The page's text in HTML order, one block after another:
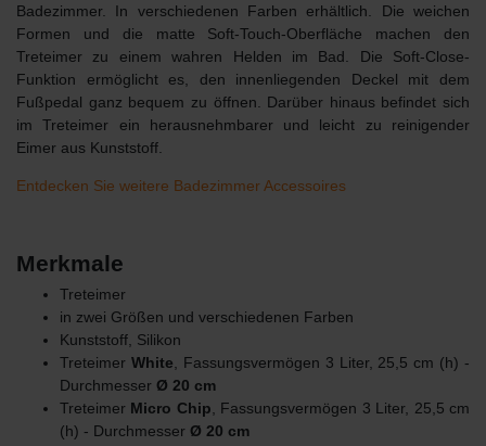
Badezimmer. In verschiedenen Farben erhältlich. Die weichen
Formen und die matte Soft-Touch-Oberfläche machen den
Treteimer zu einem wahren Helden im Bad. Die Soft-Close-
Funktion ermöglicht es, den innenliegenden Deckel mit dem
Fußpedal ganz bequem zu öffnen. Darüber hinaus befindet sich
im Treteimer ein herausnehmbarer und leicht zu reinigender
Eimer aus Kunststoff.
Entdecken Sie weitere Badezimmer Accessoires
Merkmale
Treteimer
in zwei Größen und verschiedenen Farben
Kunststoff, Silikon
Treteimer White , Fassungsvermögen 3 Liter, 25,5 cm (h) -
Durchmesser Ø 20 cm
Treteimer Micro Chip , Fassungsvermögen 3 Liter, 25,5 cm
(h) - Durchmesser Ø 20 cm